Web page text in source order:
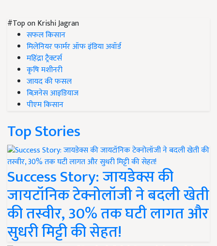
#Top on Krishi Jagran
सफल किसान
मिलेनियर फार्मर ऑफ इंडिया अवॉर्ड
महिंद्रा ट्रैक्टर्स
कृषि मशीनरी
जायद की फसल
बिज़नेस आइडियाज
पीएम किसान
Top Stories
Success Story: जायडेक्स की
जायटॉनिक टेक्नोलॉजी ने बदली खेती
की तस्वीर, 30% तक घटी लागत और
सुधरी मिट्टी की सेहत!